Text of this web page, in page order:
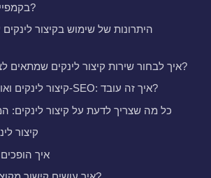
בקמפיינים שיווקיים?
היתרונות של שימוש בקיצור
איך לבחור שירות קיצור לינקים שמתאים לצרכים שלכם?
קיצור לינקים ואופטימיזציה ל-SEO: איך זה עובד?
כל מה שצריך לדעת על קיצור לינקים:
קיצור
איך